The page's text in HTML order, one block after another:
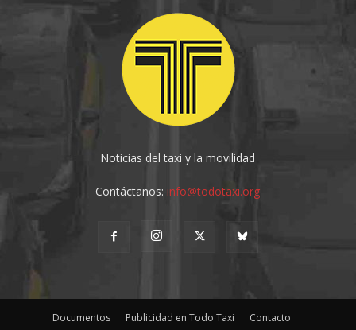
Noticias del taxi y la movilidad
Contáctanos:info@todotaxi.org
Documentos Publicidad en Todo Taxi
Contacto